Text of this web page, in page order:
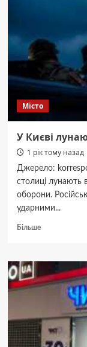
Місто
У Києві
1 рік тому назад
Джерело:
столиці лунають
оборони.
ударними...
БільшеДокладніше
Києві
лунають
вибухи:
працює